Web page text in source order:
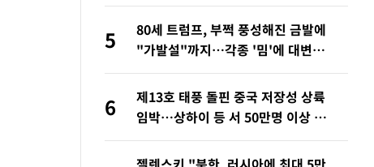
5
80세 트럼프, 부쩍 풍성해진 금발에
"가발설"까지…각종 '밈'에 대변인
해명
6
제13호 태풍 돌핀 중국 저장성 상륙
임박…상하이 등 서 50만명 이상 대
피